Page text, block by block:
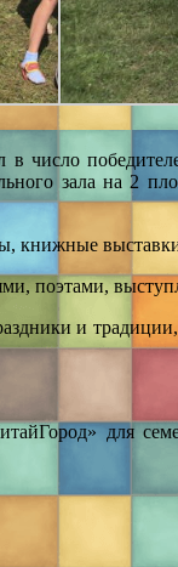
зала на 2
поэтами,
и
для